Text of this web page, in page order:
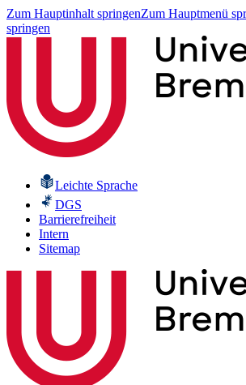
Zum Hauptinhalt springenZum Hauptmenü
springen
Leichte Sprache
DGS
Barrierefreiheit
Intern
Sitemap